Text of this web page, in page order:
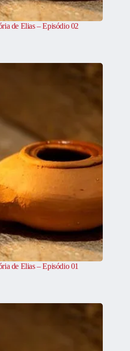
de Elias – Episódio 02
de Elias – Episódio 01